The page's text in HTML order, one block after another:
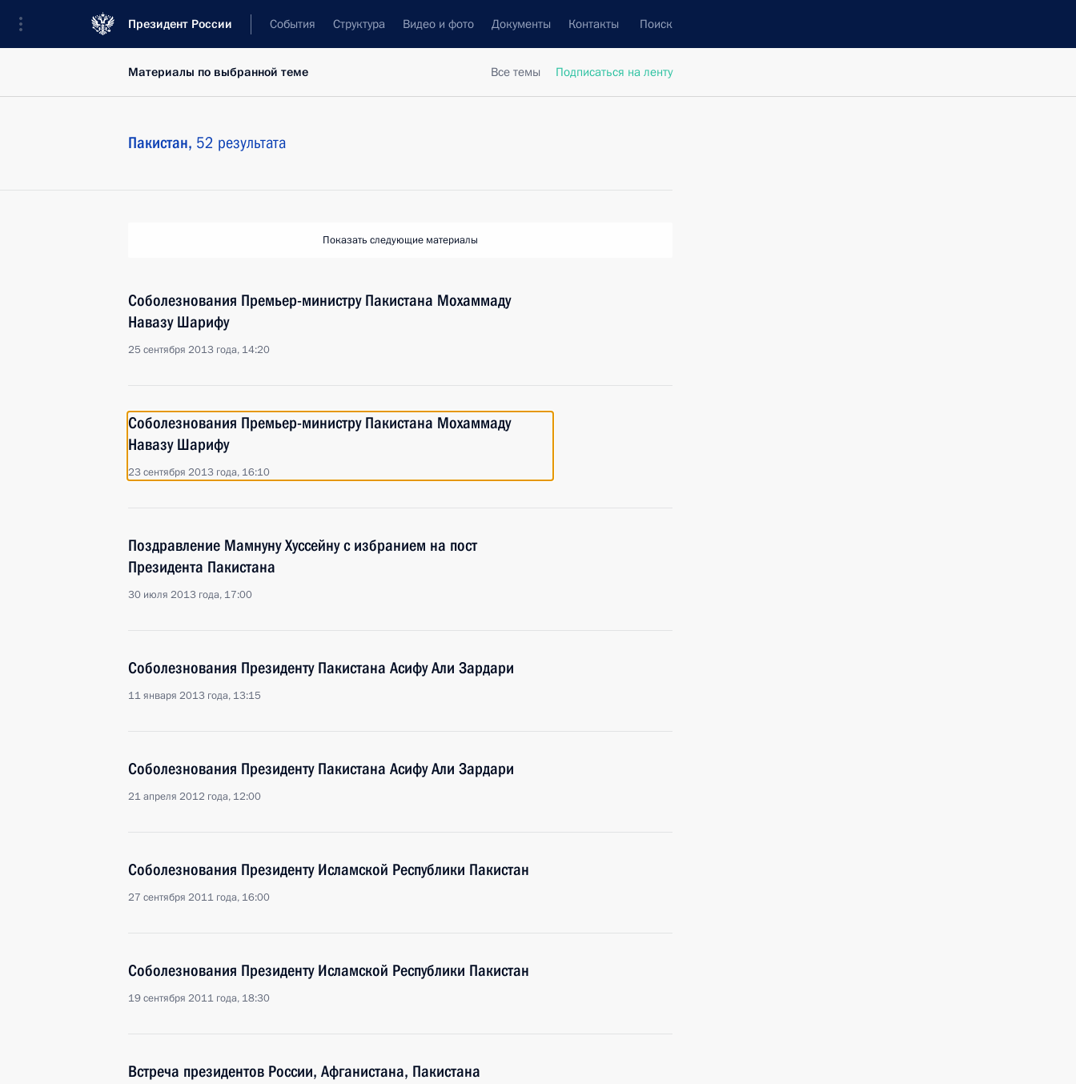
Президент России События Структура Видео и фото Документы Контакты Поиск
Все темы Подписаться на ленту
Материалы по выбранной теме
Пакистан, 52 результата
Показать следующие материалы
Соболезнования Премьер-министру Пакистана Мохаммаду
Навазу Шарифу
25 сентября 2013 года, 14:20
Соболезнования Премьер-министру Пакистана Мохаммаду
Навазу Шарифу
23 сентября 2013 года, 16:10
Поздравление Мамнуну Хуссейну с избранием на пост
Президента Пакистана
30 июля 2013 года, 17:00
Соболезнования Президенту Пакистана Асифу Али Зардари
11 января 2013 года, 13:15
Соболезнования Президенту Пакистана Асифу Али Зардари
21 апреля 2012 года, 12:00
Соболезнования Президенту Исламской Республики Пакистан
27 сентября 2011 года, 16:00
Соболезнования Президенту Исламской Республики Пакистан
19 сентября 2011 года, 18:30
Встреча президентов России, Афганистана, Пакистана